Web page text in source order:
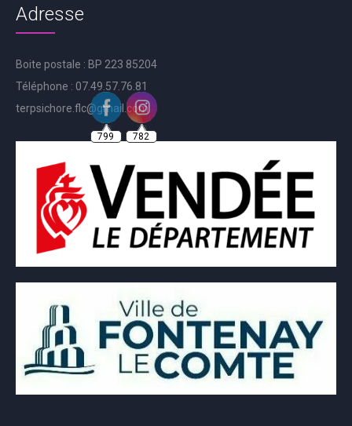
Adresse
Boite postale : BP 223 85204
Téléphone : 07.49.57.76.81
terpsichore.flc@gmail.com
799 782